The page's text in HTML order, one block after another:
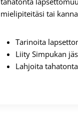
mielipiteitäsi tai
Tarinoita
Liity Simpukan
Lahjoita